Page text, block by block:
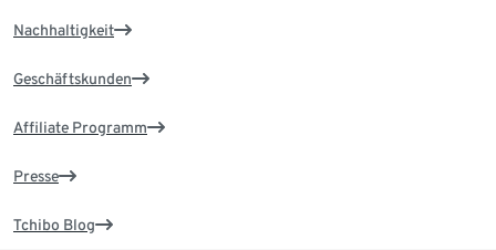
Nachhaltigkeit
Geschäftskunden
Affiliate Programm
Presse
Tchibo Blog